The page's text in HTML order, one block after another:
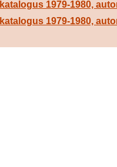
1979-1980,
1979-1980,